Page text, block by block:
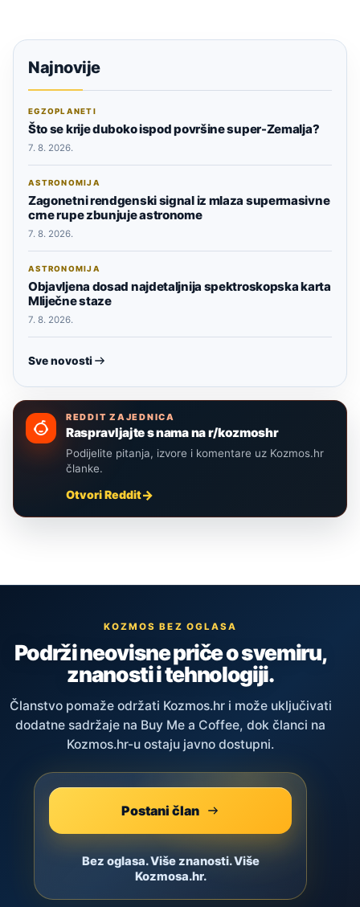
Najnovije
EGZOPLANETI
Što se krije duboko ispod površine super-Zemalja?
7. 8. 2026.
ASTRONOMIJA
Zagonetni rendgenski signal iz mlaza supermasivne
crne rupe zbunjuje astronome
7. 8. 2026.
ASTRONOMIJA
Objavljena dosad najdetaljnija spektroskopska karta
Mliječne staze
7. 8. 2026.
Sve novosti
REDDIT ZAJEDNICA
Raspravljajte s nama na r/kozmoshr
Podijelite pitanja, izvore i komentare uz Kozmos.hr
članke.
Otvori Reddit
KOZMOS BEZ OGLASA
Podrži neovisne priče o svemiru,
znanosti i tehnologiji.
Članstvo pomaže održati Kozmos.hr i može uključivati
dodatne sadržaje na Buy Me a Coffee, dok članci na
Kozmos.hr-u ostaju javno dostupni.
Postani član
Bez oglasa. Više znanosti. Više
Kozmosa.hr.